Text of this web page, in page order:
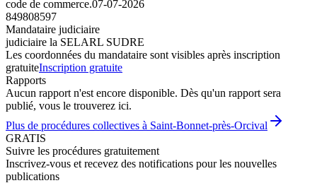
code de commerce.07-07-2026
849808597
Mandataire judiciaire
judiciaire la SELARL SUDRE
Les coordonnées du mandataire sont visibles après inscription
gratuiteInscription gratuite
Rapports
Aucun rapport n'est encore disponible. Dès qu'un rapport sera
publié, vous le trouverez ici.
Plus de procédures collectives à Saint-Bonnet-près-Orcival
GRATIS
Suivre les procédures gratuitement
Inscrivez-vous et recevez des notifications pour les nouvelles
publications